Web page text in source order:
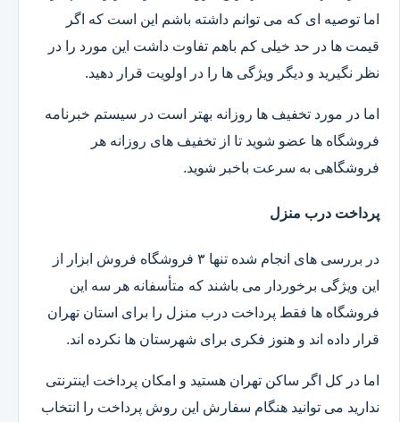
اما توصیه ای که می توانم داشته باشم این است که اگر
قیمت ها در حد خیلی کم باهم تفاوت داشت این مورد را در
نظر نگیرید و دیگر ویژگی ها را در اولویت قرار دهید.
اما در مورد تخفیف ها روزانه بهتر است در سیستم خبرنامه
فروشگاه ها عضو شوید تا از تخفیف های روزانه هر
فروشگاهی به سرعت باخبر شوید.
پرداخت درب منزل
در بررسی های انجام شده تنها ۳ فروشگاه فروش ابزار از
این ویژگی برخوردار می باشند که متأسفانه هر سه این
فروشگاه ها فقط پرداخت درب منزل را برای استان تهران
قرار داده اند و هنوز فکری برای شهرستان ها نکرده اند.
اما در کل اگر ساکن تهران هستید و امکان پرداخت اینترنتی
ندارید می توانید هنگام سفارش این روش پرداخت را انتخاب